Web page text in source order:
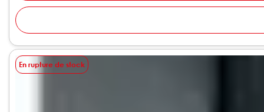
En rupture de stock